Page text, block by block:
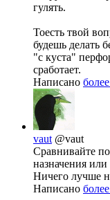
гулять.
Тоесть твой
будешь делать
"с куста"
сработает.
Написано
vaut @vaut
Сравнивайте
назначения или
Ничего лучше
Написано